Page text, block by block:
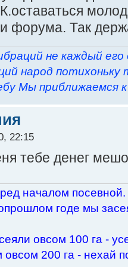
форума. Так
не каждый его
народ потихоньку
Мы приближаемся к
22:15
тебе денег
началом посевной.
годе мы
овсом 100 га -
200 га - нехай